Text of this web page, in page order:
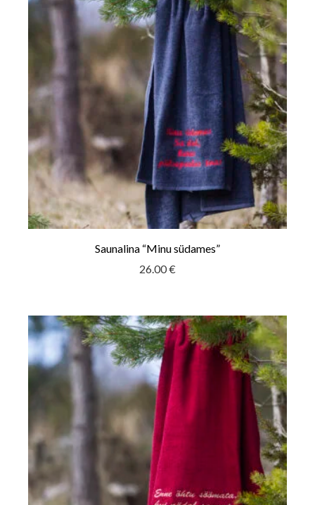
Saunalina “Minu südames”
26.00€